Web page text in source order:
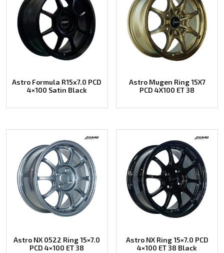
Astro Formula R15x7.0 PCD
4×100 Satin Black
Astro Mugen Ring 15X7
PCD 4X100 ET 38
Astro NX 0522 Ring 15×7.0
PCD 4×100 ET 38
Astro NX Ring 15×7.0 PCD
4×100 ET 38 Black